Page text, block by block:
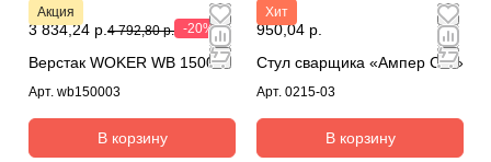
Акция
3 834,24 р. 4 792,80 р. -20%
Верстак WOKER WB 1500/3
Арт. wb150003
В корзину
Хит
950,04 р.
Стул сварщика «Ампер С-3»
Арт. 0215-03
В корзину